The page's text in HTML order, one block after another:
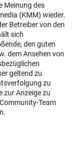
Meinung des
(KMM) wieder.
Betreiber von den
sich
den guten
dem Ansehen von
geltend zu
zu
zur Anzeige zu
Team